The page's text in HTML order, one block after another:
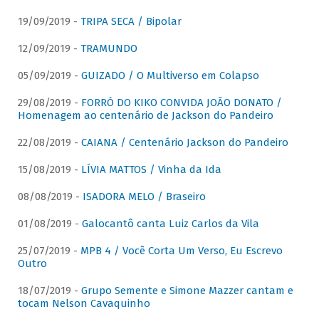
19/09/2019 - TRIPA SECA / Bipolar
12/09/2019 - TRAMUNDO
05/09/2019 - GUIZADO / O Multiverso em Colapso
29/08/2019 - FORRÓ DO KIKO CONVIDA JOÃO DONATO /
Homenagem ao centenário de Jackson do Pandeiro
22/08/2019 - CAIANA / Centenário Jackson do Pandeiro
15/08/2019 - LÍVIA MATTOS / Vinha da Ida
08/08/2019 - ISADORA MELO / Braseiro
01/08/2019 - Galocantô canta Luiz Carlos da Vila
25/07/2019 - MPB 4 / Você Corta Um Verso, Eu Escrevo
Outro
18/07/2019 - Grupo Semente e Simone Mazzer cantam e
tocam Nelson Cavaquinho